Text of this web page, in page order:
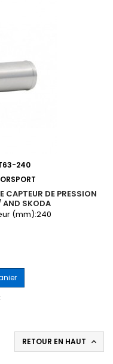
240
CAPTEUR DE PRESSION
SKODA
(mm):240
RETOUR EN HAUT 